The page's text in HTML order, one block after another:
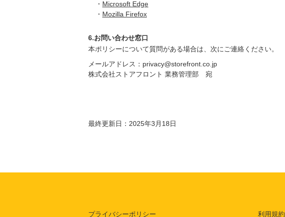
・ Microsoft Edge
・ Mozilla Firefox
6.お問い合わせ窓口
本ポリシーについて質問がある場合は、次にご連絡ください。
メールアドレス：privacy@storefront.co.jp
株式会社ストアフロント 業務管理部 宛
最終更新日：2025年3月18日
プライバシーポリシー 利用規約